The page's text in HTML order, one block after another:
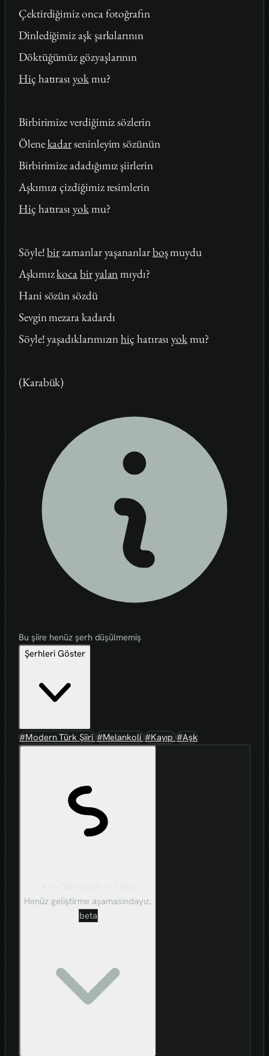
Çektirdiğimiz onca fotoğrafın
Dinlediğimiz aşk şarkılarının
Döktüğümüz gözyaşlarının
Hiç hatırasıyokmu?
Birbirimize verdiğimiz sözlerin
Ölenekadarseninleyim sözünün
Birbirimize adadığımız şiirlerin
Aşkımızı çizdiğimiz resimlerin
Hiç hatırasıyokmu?
Söyle!birzamanlar yaşananlarboşmuydu
Aşkımızkocabiryalanmıydı?
Hani sözün sözdü
Sevgin mezara kadardı
Söyle! yaşadıklarımızınhiç hatırasıyokmu?
(Karabük)
Bu şiire henüz şerh düşülmemiş
Şerhleri Göster
#Modern Türk Şiiri#Melankoli#Kayıp#Aşk
Henüz geliştirme aşamasındayız.
beta